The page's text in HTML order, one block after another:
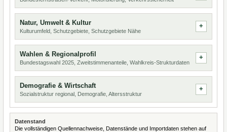
Natur, Umwelt & Kultur
Kulturumfeld, Schutzgebiete, Schutzgebiete Nähe
Wahlen & Regionalprofil
Bundestagswahl 2025, Zweitstimmenanteile, Wahlkreis-Strukturdaten
Demografie & Wirtschaft
Sozialstruktur regional, Demografie, Altersstruktur
Datenstand
Die vollständigen Quellennachweise, Datenstände und Importdaten stehen auf